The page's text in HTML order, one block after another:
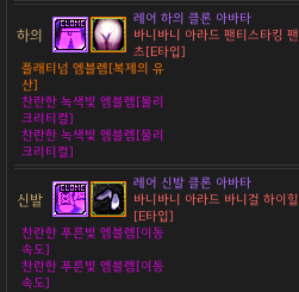
하의
레어 하의 클론 아바타
바니바니 아라드 팬티스타킹 팬
츠[E타입]
플래티넘 엠블렘[복제의 유
산]
찬란한 녹색빛 엠블렘[물리
크리티컬]
찬란한 녹색빛 엠블렘[물리
크리티컬]
신발
레어 신발 클론 아바타
바니바니 아라드 바니걸 하이힐
[E타입]
찬란한 푸른빛 엠블렘[이동
속도]
찬란한 푸른빛 엠블렘[이동
속도]